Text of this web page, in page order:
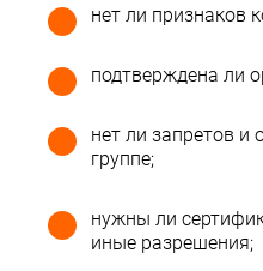
нет ли признаков
подтверждена ли
нет ли запретов и
группе;
нужны ли
иные разрешения;